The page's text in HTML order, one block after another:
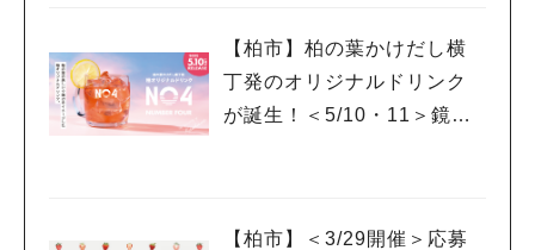
【柏市】柏の葉かけだし横
丁発のオリジナルドリンク
が誕生！＜5/10・11＞鏡開
【柏市】＜3/29開催＞応募